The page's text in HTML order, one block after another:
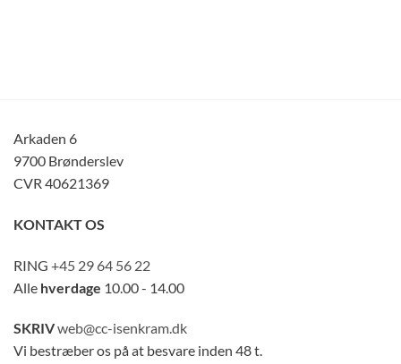
Arkaden 6
9700 Brønderslev
CVR 40621369
KONTAKT OS
RING +45 29 64 56 22
Alle hverdage 10.00 - 14.00
SKRIVweb@cc-isenkram.dk
Vi bestræber os på at besvare inden 48 t.